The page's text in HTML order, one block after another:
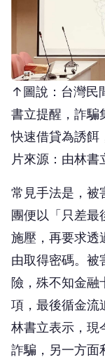
↑圖說：台灣民
書立提醒，詐騙
快速借貸為誘餌
片來源：由林書
常見手法是，被
團便以「只差最
施壓，再要求透
由取得密碼。被
險，殊不知金融
項，最後循金流
林書立表示，現
詐騙，另一方面